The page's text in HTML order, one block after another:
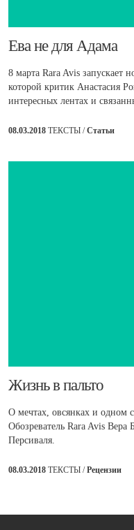
Ева не для Адама
8 марта Rara Avis запускает
которой критик Анастасия
интересных лентах и
08.03.2018 ТЕКСТЫ /Статьи
​Жизнь в пальто
О мечтах, овсянках и одном
Обозреватель Rara Avis
Персиваля.
08.03.2018 ТЕКСТЫ /Рецензии